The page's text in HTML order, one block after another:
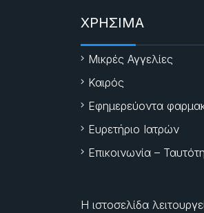
ΧΡΗΣΙΜΑ
Μικρές Αγγελίες
Καιρός
Εφημερεύοντα
Ευρετήριο Ιατρών
Επικοινωνία –
Η ιστοσελίδα